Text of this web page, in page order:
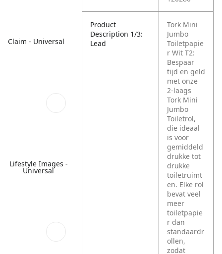
Claim - Universal
Lifestyle Images -
Universal
Product
Description 1/3:
Lead
Tork Mini
Jumbo
Toiletpapie
r Wit T2:
Bespaar
tijd en geld
met onze
2-laags
Tork Mini
Jumbo
Toiletrol,
die ideaal
is voor
gemiddeld
drukke tot
drukke
toiletruimt
en. Elke rol
bevat veel
meer
toiletpapie
r dan
standaardr
ollen,
zodat